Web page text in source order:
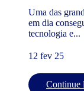
Uma das
em dia
tecnologia e...
12 fev 25
Continue